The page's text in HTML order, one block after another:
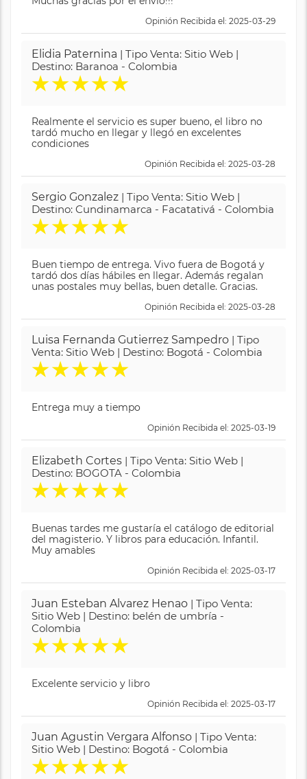
Opinión Recibida el: 2025-03-29
Elidia Paternina | Tipo Venta: Sitio Web |
Destino: Baranoa - Colombia
★★★★★
Realmente el servicio es super bueno, el libro no
tardó mucho en llegar y llegó en excelentes
condiciones
Opinión Recibida el: 2025-03-28
Sergio Gonzalez | Tipo Venta: Sitio Web |
Destino: Cundinamarca - Facatativá - Colombia
★★★★★
Buen tiempo de entrega. Vivo fuera de Bogotá y
tardó dos días hábiles en llegar. Además regalan
unas postales muy bellas, buen detalle. Gracias.
Opinión Recibida el: 2025-03-28
Luisa Fernanda Gutierrez Sampedro | Tipo
Venta: Sitio Web | Destino: Bogotá - Colombia
★★★★★
Entrega muy a tiempo
Opinión Recibida el: 2025-03-19
Elizabeth Cortes | Tipo Venta: Sitio Web |
Destino: BOGOTA - Colombia
★★★★★
Buenas tardes me gustaría el catálogo de editorial
del magisterio. Y libros para educación. Infantil.
Muy amables
Opinión Recibida el: 2025-03-17
Juan Esteban Alvarez Henao | Tipo Venta:
Sitio Web | Destino: belén de umbría -
Colombia
★★★★★
Excelente servicio y libro
Opinión Recibida el: 2025-03-17
Juan Agustin Vergara Alfonso | Tipo Venta:
Sitio Web | Destino: Bogotá - Colombia
★★★★★